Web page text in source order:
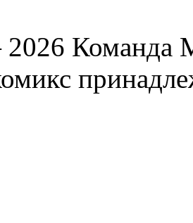
Команда